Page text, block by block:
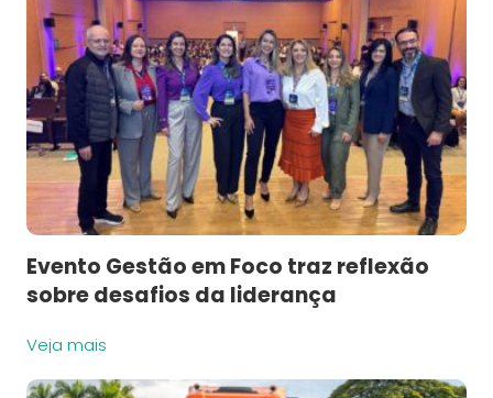
Evento Gestão em Foco traz reflexão
sobre desafios da liderança
Veja mais